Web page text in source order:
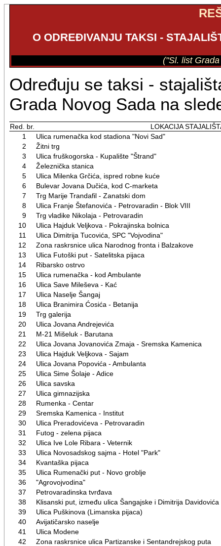
O ODREĐIVANJU TAKSI -
("Sl. list
Određuju se taksi -
Grada Novog Sada na
Red. br.
LOKACIJA
1
Ulica rumenačka kod stadiona "Novi Sad"
2
Žitni trg
3
Ulica fruškogorska - Kupalište "Štrand"
4
Železnička stanica
5
Ulica Milenka Grčića, ispred robne kuće
6
Bulevar Jovana Dučića, kod C-marketa
7
Trg Marije Trandafil - Zanatski dom
8
Ulica Franje Štefanovića - Petrovaradin - Blok VIII
9
Trg vladike Nikolaja - Petrovaradin
10
Ulica Hajduk Veljkova - Pokrajinska bolnica
11
Ulica Dimitrija Tucovića, SPC "Vojvodina"
12
Zona raskrsnice ulica Narodnog fronta i Balzakove
13
Ulica Futoški put - Satelitska pijaca
14
Ribarsko ostrvo
15
Ulica rumenačka - kod Ambulante
16
Ulica Save Mileševa - Kać
17
Ulica Naselje Šangaj
18
Ulica Branimira Ćosića - Betanija
19
Trg galerija
20
Ulica Jovana Andrejevića
21
M-21 Mišeluk - Barutana
22
Ulica Jovana Jovanovića Zmaja - Sremska Kamenica
23
Ulica Hajduk Veljkova - Sajam
24
Ulica Jovana Popovića - Ambulanta
25
Ulica Sime Šolaje - Adice
26
Ulica savska
27
Ulica gimnazijska
28
Rumenka - Centar
29
Sremska Kamenica - Institut
30
Ulica Preradovićeva - Petrovaradin
31
Futog - zelena pijaca
32
Ulica Ive Lole Ribara - Veternik
33
Ulica Novosadskog sajma - Hotel "Park"
34
Kvantaška pijaca
35
Ulica Rumenački put - Novo groblje
36
"Agrovojvodina"
37
Petrovaradinska tvrđava
38
Klisanski put, između ulica Šangajske i Dimitrija Davidovića
39
Ulica Puškinova (Limanska pijaca)
40
Avijatičarsko naselje
41
Ulica Modene
42
Zona raskrsnice ulica Partizanske i Sentandrejskog puta